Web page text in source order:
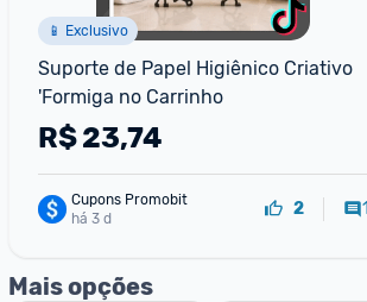
📱 Exclusivo
Suporte de Papel Higiênico Criativo
'Formiga no Carrinho
R$23,74
Cupons Promobit
há 3 d
2 1
Mais opções